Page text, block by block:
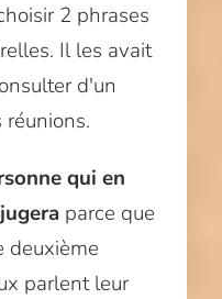
2 phrases
Il les avait
d'un
qui en
parce que
deuxième
parlent leur